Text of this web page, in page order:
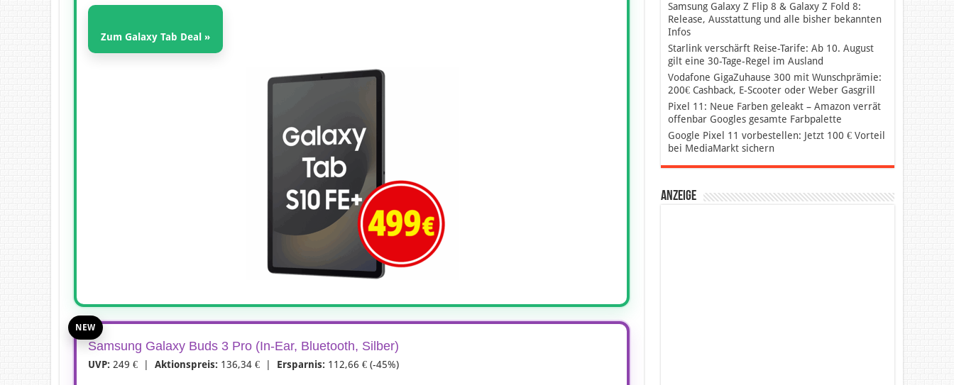
Zum Galaxy Tab Deal »
NEW
Samsung Galaxy Buds 3 Pro (In-Ear, Bluetooth, Silber)
UVP: 249 € | Aktionspreis: 136,34 € | Ersparnis: 112,66 € (-45%)
Samsung Galaxy Z Flip 8 & Galaxy Z Fold 8:
Release, Ausstattung und alle bisher bekannten
Infos
Starlink verschärft Reise-Tarife: Ab 10. August
gilt eine 30-Tage-Regel im Ausland
Vodafone GigaZuhause 300 mit Wunschprämie:
200€ Cashback, E-Scooter oder Weber Gasgrill
Pixel 11: Neue Farben geleakt – Amazon verrät
offenbar Googles gesamte Farbpalette
Google Pixel 11 vorbestellen: Jetzt 100 € Vorteil
bei MediaMarkt sichern
Anzeige